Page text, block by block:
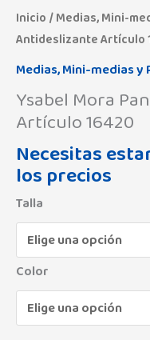
Inicio /Medias, Mini-
Antideslizante Artículo
Medias, Mini-medias y
Ysabel Mora
Artículo 16420
Necesitas
los precios
Talla
Color